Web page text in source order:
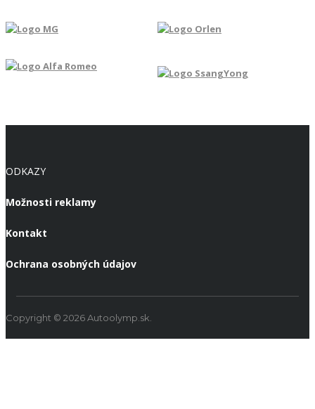
ODKAZY
Možnosti reklamy
Kontakt
Ochrana osobných údajov
Copyright © 2026 Autoolymp.sk.